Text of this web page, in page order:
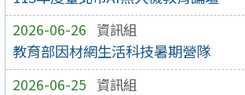
2026-06-26 資訊組
教育部因材網生活科技暑期營隊
2026-06-25 資訊組